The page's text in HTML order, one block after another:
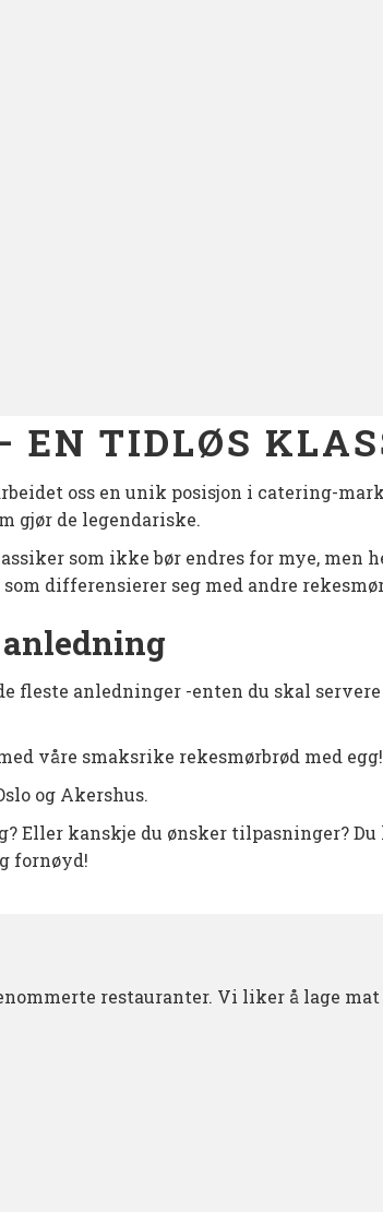
EN TIDLØS
oss en unik posisjon i catering-
gjør de legendariske.
som ikke bør endres for mye,
differensierer seg med andre
anledning
fleste anledninger -enten du skal
våre smaksrike rekesmørbrød med egg!
og Akershus.
Eller kanskje du ønsker tilpasninger?
fornøyd!
restauranter. Vi liker å lage